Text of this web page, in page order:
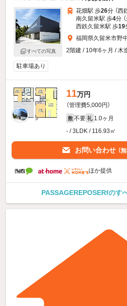
すべての写真
花畑駅 歩26分 （西
南久留米駅 歩4分
西鉄久留米駅 歩19
福岡県久留米市野
2階建 / 10年6ヶ月 / 木
駐車場あり
11万円
（管理費5,000円）
敷 不要 礼 1.0ヶ月
- / 3LDK / 116.93㎡
お問い合わせ （
ほか提供
PASSAGEREPOSERfのす